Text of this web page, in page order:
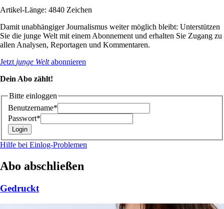
Artikel-Länge: 4840 Zeichen
Damit unabhängiger Journalismus weiter möglich bleibt: Unterstützen
Sie die junge Welt mit einem Abonnement und erhalten Sie Zugang zu
allen Analysen, Reportagen und Kommentaren.
Jetzt junge Weltabonnieren
Dein Abo zählt!
Bitte einloggen
Benutzername*
Passwort*
Hilfe bei Einlog-Problemen
Abo abschließen
Gedruckt